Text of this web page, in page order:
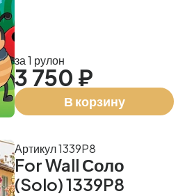
за 1 рулон
3 750 ₽
В корзину
For Wall Соло
(Solo) 1339P8
Артикул 1339P8